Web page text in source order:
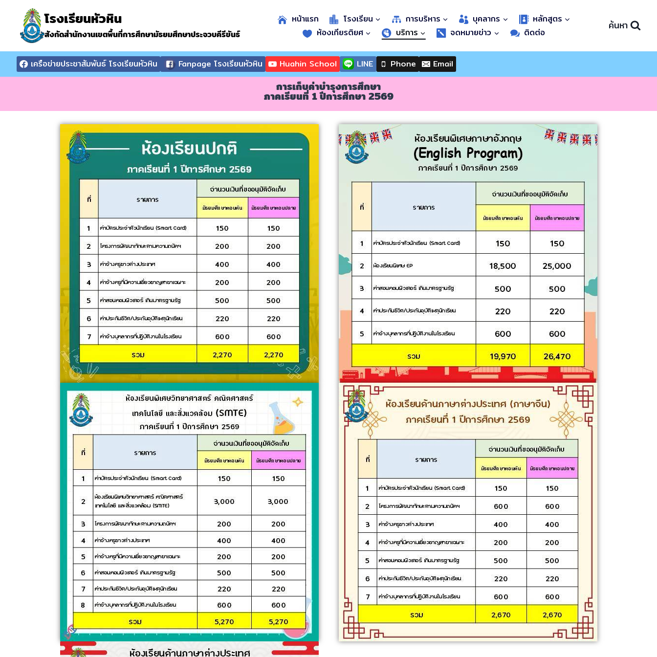
โรงเรียนหัวหิน
สังกัดสำนักงานเขตพื้นที่การศึกษามัธยมศึกษาประจวบคีรีขันธ์
หน้าแรก โรงเรียน การบริหาร บุคลากร
หลักสูตร
ห้องเกียรติยศ
บริการ จดหมายข่าว ติดต่อ
ค้นหา
เครือข่ายประชาสัมพันธ์ โรงเรียนหัวหิน Fanpage โรงเรียนหัวหิน Huahin School LINE Phone Email
การเก็บค่าบำรุงการศึกษา
ภาคเรียนที่ 1 ปีการศึกษา 2569